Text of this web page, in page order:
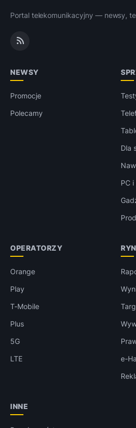
Portal telekomunikacyjny — newsy,
NEWSY
Promocje
Polecamy
Dla
PC
OPERATORZY
Orange
Play
T-Mobile
Plus
5G
LTE
e-
INNE